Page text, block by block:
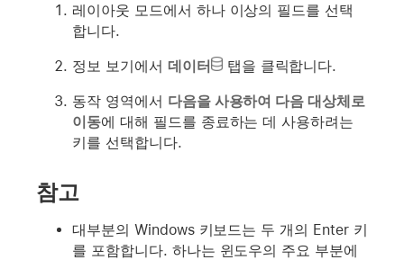
레이아웃 모드에서 하나 이상의 필드를 선택
합니다.
정보 보기에서 데이터 탭을 클릭합니다.
동작 영역에서 다음을 사용하여 다음 대상체로
이동에 대해 필드를 종료하는 데 사용하려는
키를 선택합니다.
참고
대부분의 Windows 키보드는 두 개의 Enter 키
를 포함합니다. 하나는 윈도우의 주요 부분에